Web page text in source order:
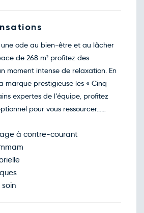
une ode au bien-être et au lâcher
de 268 m² profitez des
moment intense de relaxation. En
marque prestigieuse les « Cinq
expertes de l’équipe, profitez
pour vous ressourcer……
à contre-courant